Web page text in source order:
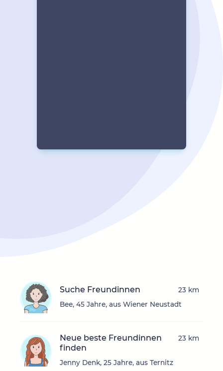
Suche Freundinnen
Bee, 45 Jahre, aus Wiener Neustadt
23 km
Neue beste Freundinnen
finden
Jenny Denk, 25 Jahre, aus Ternitz
23 km